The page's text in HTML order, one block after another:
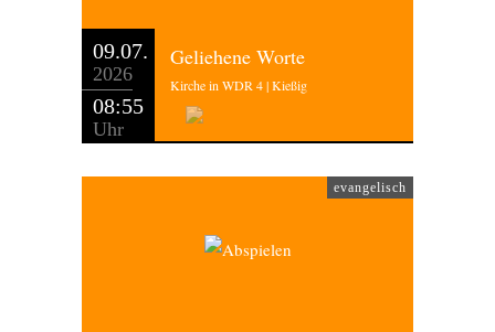
09.07.
2026
08:55
Uhr
Geliehene Worte
Kirche in WDR 4 | Kießig
evangelisch